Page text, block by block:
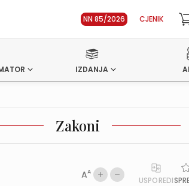
NN 85/2026 CJENIK
IZDANJA
Zakoni
AA
USPOREDI